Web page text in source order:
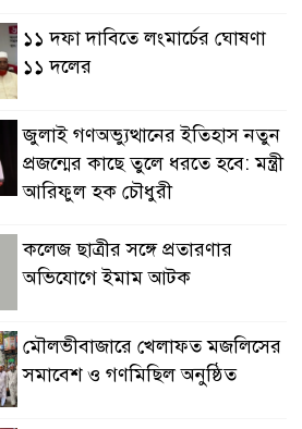
১১ দফা দাবিতে লংমার্চের ঘোষণা
১১ দলের
জুলাই গণঅভ্যুত্থানের ইতিহাস নতুন
প্রজন্মের কাছে তুলে ধরতে হবে: মন্ত্রী
আরিফুল হক চৌধুরী
কলেজ ছাত্রীর সঙ্গে প্রতারণার
অভিযোগে ইমাম আটক
মৌলভীবাজারে খেলাফত মজলিসের
সমাবেশ ও গণমিছিল অনুষ্ঠিত